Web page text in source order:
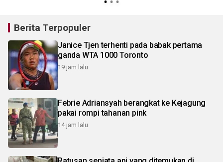
Berita Terpopuler
Janice Tjen terhenti pada babak pertama
ganda WTA 1000 Toronto
19 jam lalu
Febrie Adriansyah berangkat ke Kejagung
pakai rompi tahanan pink
14 jam lalu